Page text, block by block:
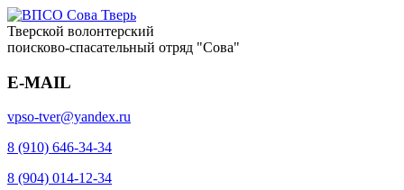
Тверской волонтерский
поисково-спасательный отряд "Сова"
E-MAIL
vpso-tver@yandex.ru
8 (910) 646-34-34
8 (904) 014-12-34